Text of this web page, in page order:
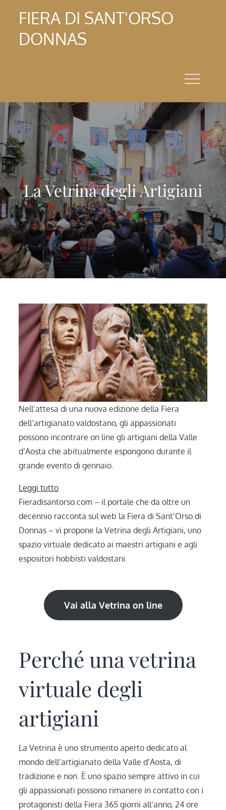
content
FIERA DI SANT'ORSO
DONNAS
La Vetrina degli Artigiani
Nell’attesa di una nuova edizione della Fiera
dell’artigianato valdostano, gli appassionati
possono incontrare on line gli artigiani della Valle
d’Aosta che abitualmente espongono durante il
grande evento di gennaio.
Leggi tutto:
La
Vetrina
degli
Artigiani
Fieradisantorso.com – il portale che da oltre un
decennio racconta sul web la Fiera di Sant’Orso di
Donnas – vi propone la Vetrina degli Artigiani, uno
spazio virtuale dedicato ai maestri artigiani e agli
espositori hobbisti valdostani.
Vai alla Vetrina on line
Perché una vetrina
virtuale degli
artigiani
La Vetrina è uno strumento aperto dedicato al
mondo dell’artigianato della Valle d’Aosta, di
tradizione e non. È uno spazio sempre attivo in cui
gli appassionati possono rimanere in contatto con i
protagonisti della Fiera 365 giorni all’anno, 24 ore